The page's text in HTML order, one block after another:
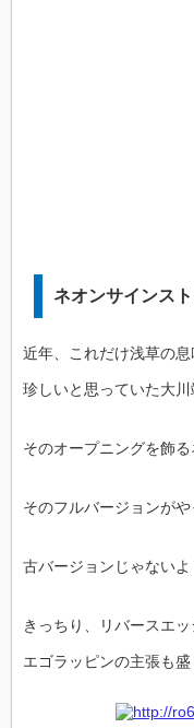
ネオンサインス
近年、これだけ浅草の
珍しいと思っていた大川
そのオープニングを飾る
そのフルバージョンがや
古バージョンじゃないよ
きっちり、リバースエッ
エゴラッピンの主張も